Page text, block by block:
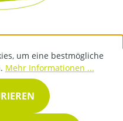
um eine bestmögliche
Mehr Informationen ...